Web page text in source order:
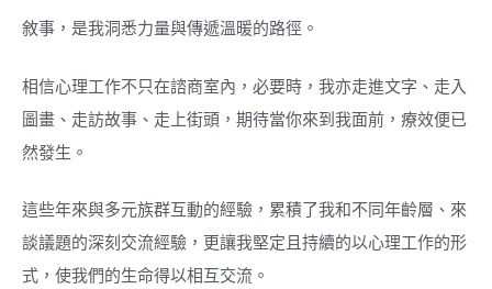
敘事，是我洞悉力量與傳遞溫暖的路徑。
相信心理工作不只在諮商室內，必要時，我亦走進文字、走入
圖畫、走訪故事、走上街頭，期待當你來到我面前，療效便已
然發生。
這些年來與多元族群互動的經驗，累積了我和不同年齡層、來
談議題的深刻交流經驗，更讓我堅定且持續的以心理工作的形
式，使我們的生命得以相互交流。